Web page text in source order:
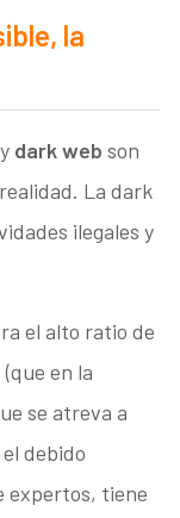
la
y dark web son
La dark
ilegales y
el alto ratio de
en la
se atreva a
debido
expertos, tiene